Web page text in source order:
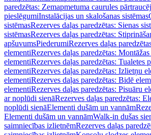
paredzētas: Zemapmetuma caurules
pieslēgumiInstalācijas un skalošanas sistēmas
sistēmasRezerves daļas paredzētas: Sienas
sistēmasRezerves daļas paredzētas:
apšuvumsPiederumiRezerves daļas
elementiRezerves daļas paredzētas:
elementiRezerves daļas paredzētas: Tualetes
elementiRezerves daļas paredzētas: Izlietņu
elementiRezerves daļas paredzētas: Bidē
elementiRezerves daļas paredzētas: Pisuāru
ar noplūdi sienāRezerves daļas paredzētas:
noplūdi sienāElementi dušām un vannām
Elementi dušām un vannāmWalk-in dušas
saimniecības izlietnēmRezerves daļas